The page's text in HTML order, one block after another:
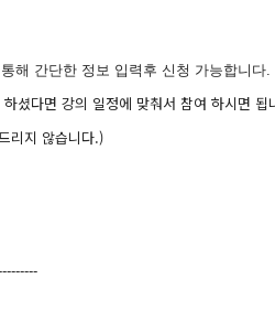
해 간단한 정보 입력후 신청 가능합니다.
셨다면 강의 일정에 맞춰서 참여 하시면 됩
리지 않습니다.)